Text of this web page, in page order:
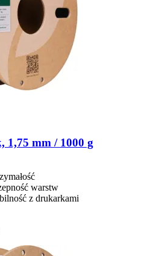
1,75 mm / 1000 g
warstw
z drukarkami